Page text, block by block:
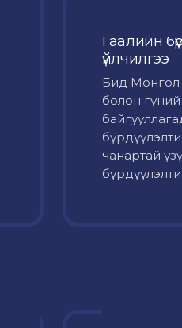
Гаалийн
үйлчилгээ
Бид Монгол
болон
чанартай